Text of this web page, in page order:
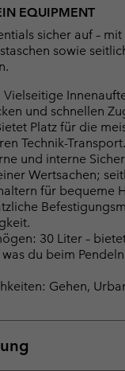
EQUIPMENT
sicher auf –
sowie
und schnellen
Platz für die
Technik-Transport.
und interne
Wertsachen;
für bequeme
30 Liter –
was du beim
Gehen,